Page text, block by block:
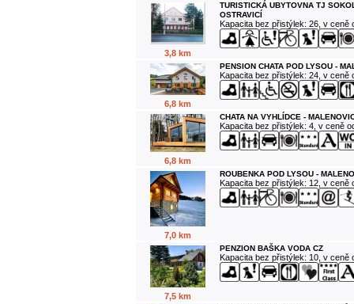
3,8 km
TURISTICKÁ UBYTOVNA TJ
OSTRAVICÍ
Kapacita bez přistýlek: 26, v ceně
6,8 km
PENSION CHATA POD LYSOU -
Kapacita bez přistýlek: 24, v ceně
6,8 km
CHATA NA VYHLÍDCE -
Kapacita bez přistýlek: 4, v ceně
7,0 km
ROUBENKA POD LYSOU -
Kapacita bez přistýlek: 12, v ceně
7,5 km
PENZION BAŠKA VODA CZ
Kapacita bez přistýlek: 10, v ceně